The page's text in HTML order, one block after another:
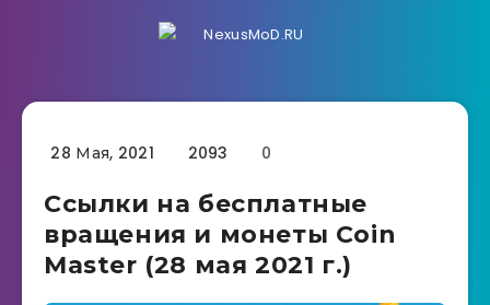
28 Мая, 2021 2093 0
Ссылки на бесплатные
вращения и монеты Coin
Master (28 мая 2021 г.)